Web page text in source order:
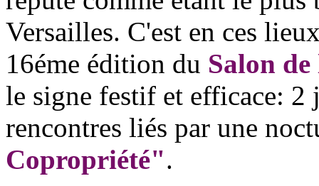
Versailles. C'est en ces
16éme édition du Salon
le signe festif et efficace: 2
rencontres liés par une
Copropriété".